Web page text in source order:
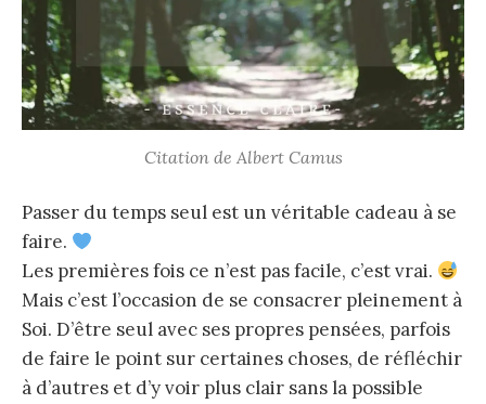
Citation de Albert Camus
Passer du temps seul est un véritable cadeau à se
faire.
Les premières fois ce n’est pas facile, c’est vrai.
Mais c’est l’occasion de se consacrer pleinement à
Soi. D’être seul avec ses propres pensées, parfois
de faire le point sur certaines choses, de réfléchir
à d’autres et d’y voir plus clair sans la possible